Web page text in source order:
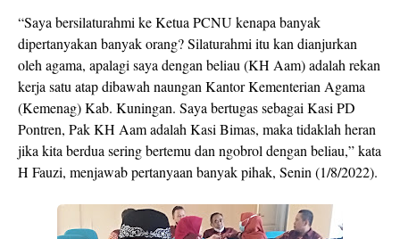
“Saya bersilaturahmi ke Ketua PCNU kenapa banyak
dipertanyakan banyak orang? Silaturahmi itu kan dianjurkan
oleh agama, apalagi saya dengan beliau (KH Aam) adalah rekan
kerja satu atap dibawah naungan Kantor Kementerian Agama
(Kemenag) Kab. Kuningan. Saya bertugas sebagai Kasi PD
Pontren, Pak KH Aam adalah Kasi Bimas, maka tidaklah heran
jika kita berdua sering bertemu dan ngobrol dengan beliau,” kata
H Fauzi, menjawab pertanyaan banyak pihak, Senin (1/8/2022).